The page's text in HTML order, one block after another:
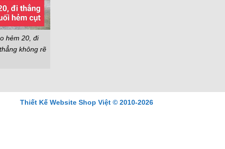
hẻm 20, đi
không rẽ
Thiết Kế Website Shop Việt © 2010-2026